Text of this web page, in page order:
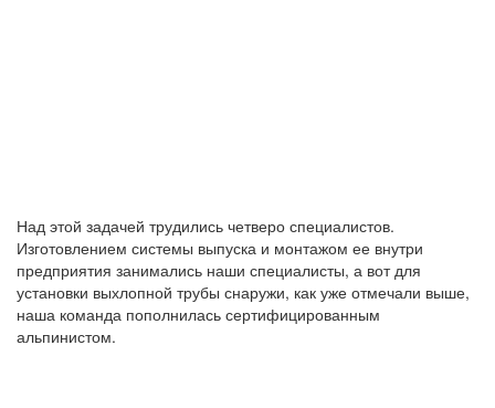
Над этой задачей трудились четверо специалистов.
Изготовлением системы выпуска и монтажом ее внутри
предприятия занимались наши специалисты, а вот для
установки выхлопной трубы снаружи, как уже отмечали выше,
наша команда пополнилась сертифицированным
альпинистом.